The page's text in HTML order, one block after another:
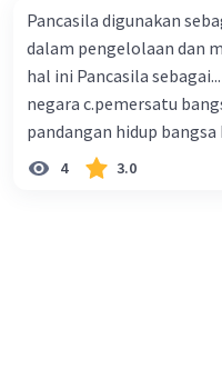
Pancasila digunakan
dalam pengelolaan dan
hal ini Pancasila
negara c.pemersatu
pandangan hidup bangsa
4 3.0